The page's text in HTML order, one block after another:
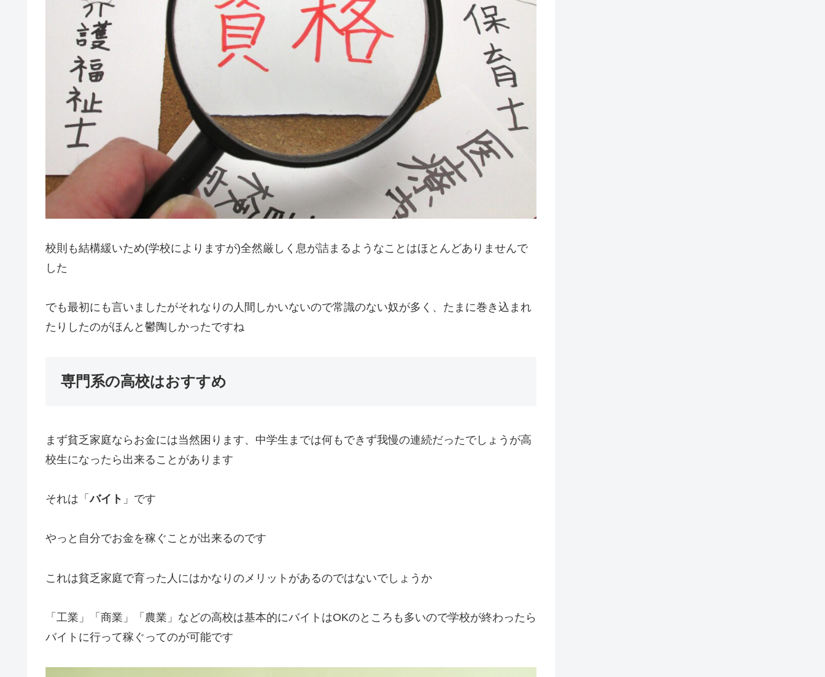
校則も結構緩いため(学校によりますが)全然厳しく息が詰まるようなことはほとんどありませんで
した
でも最初にも言いましたがそれなりの人間しかいないので常識のない奴が多く、たまに巻き込まれ
たりしたのがほんと鬱陶しかったですね
専門系の高校はおすすめ
まず貧乏家庭ならお金には当然困ります、中学生までは何もできず我慢の連続だったでしょうが高
校生になったら出来ることがあります
それは「バイト 」です
やっと自分でお金を稼ぐことが出来るのです
これは貧乏家庭で育った人にはかなりのメリットがあるのではないでしょうか
「工業」「商業」「農業」などの高校は基本的にバイトはOKのところも多いので学校が終わったら
バイトに行って稼ぐってのが可能です